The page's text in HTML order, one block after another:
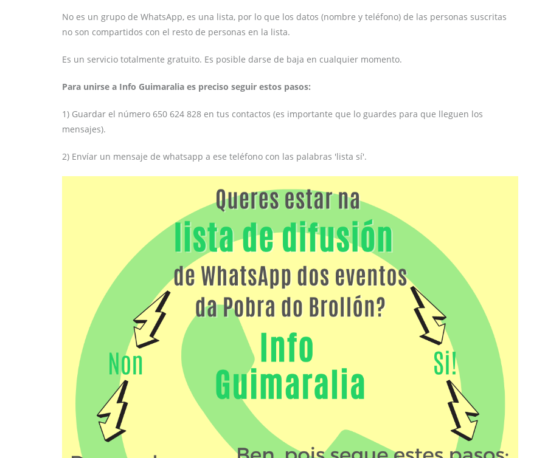
No es un grupo de WhatsApp, es una lista, por lo que los datos (nombre y teléfono) de las personas suscritas
no son compartidos con el resto de personas en la lista.
Es un servicio totalmente gratuito. Es posible darse de baja en cualquier momento.
Para unirse a Info Guimaralia es preciso seguir estos pasos:
1) Guardar el número 650 624 828 en tus contactos (es importante que lo guardes para que lleguen los
mensajes).
2) Envíar un mensaje de whatsapp a ese teléfono con las palabras 'lista sí'.